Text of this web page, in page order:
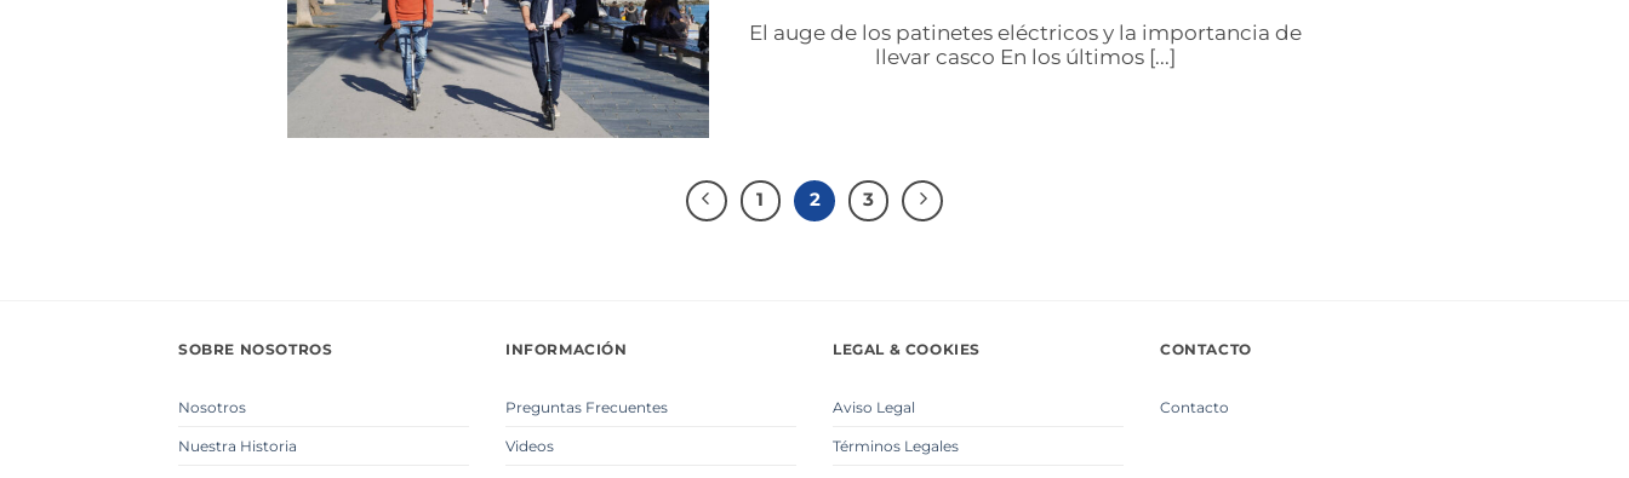
El auge de los patinetes eléctricos y la importancia de
llevar casco En los últimos [...]
1 2 3
SOBRE NOSOTROS
Nosotros
Nuestra Historia
INFORMACIÓN
Preguntas Frecuentes
Videos
LEGAL & COOKIES
Aviso Legal
Términos Legales
CONTACTO
Contacto